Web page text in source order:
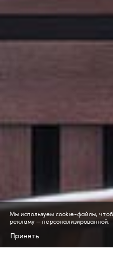
Мы используем cookie-файлы,
рекламу — персонализированной.
Принять